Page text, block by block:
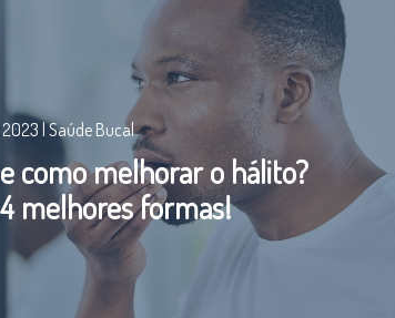
| Saúde Bucal
como melhorar o hálito?
melhores formas!